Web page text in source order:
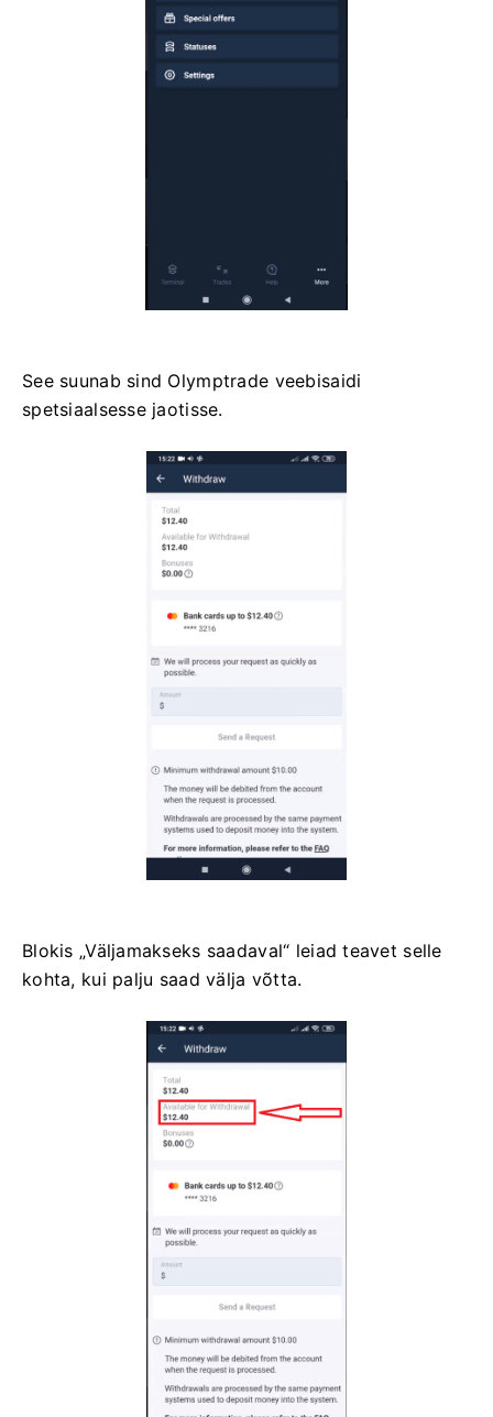
See suunab sind Olymptrade veebisaidi
spetsiaalsesse jaotisse.
Blokis „Väljamakseks saadaval“ leiad teavet selle
kohta, kui palju saad välja võtta.